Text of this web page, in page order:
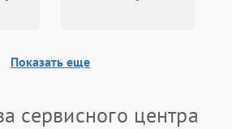
Показать еще
сервисного центра